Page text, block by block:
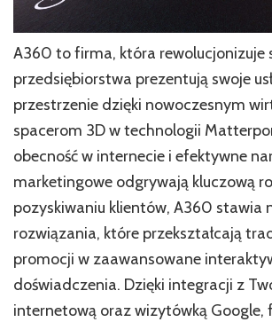
A360 to firma, która rewolucjonizuje
przedsiębiorstwa prezentują swoje
przestrzenie dzięki nowoczesnym
spacerom 3D w technologii
obecność w internecie i efektywne
marketingowe odgrywają kluczową
pozyskiwaniu klientów, A360 stawia
rozwiązania, które przekształcają
promocji w zaawansowane
doświadczenia. Dzięki integracji z
internetową oraz wizytówką